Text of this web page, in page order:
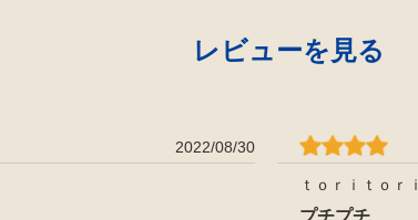
レビューを見る
2022/08/30
ｔｏｒｉｔｏｒｉ
プチプチ